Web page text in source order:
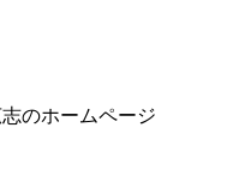
のホームページ